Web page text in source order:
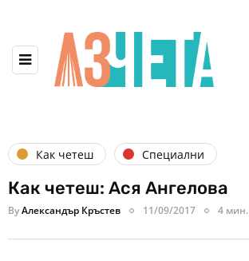
Как четеш Специални
Как четеш: Ася Ангелова
ByАлександър Кръстев 11/09/2017 4 мин.